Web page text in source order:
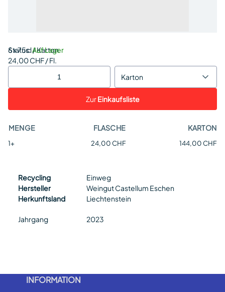
Status:Auf Lager
6 x 75cl / Karton
24,00 CHF / Fl.
Karton
ZurEinkaufsliste
MENGE FLASCHE KARTON
1+ 24,00 CHF 144,00 CHF
Recycling
Einweg
Hersteller
Weingut Castellum Eschen
Herkunftsland
Liechtenstein
Jahrgang 2023
INFORMATION